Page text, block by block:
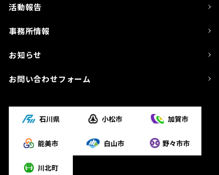
活動報告
事務所情報
お知らせ
お問い合わせフォーム